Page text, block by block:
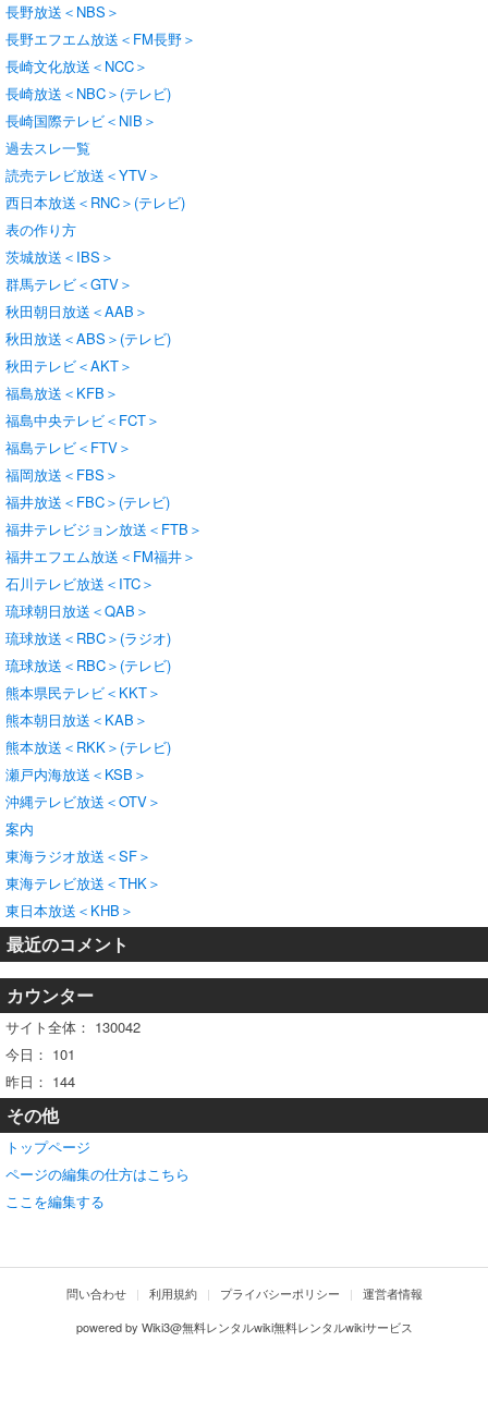
長野放送＜NBS＞
長野エフエム放送＜FM長野＞
長崎文化放送＜NCC＞
長崎放送＜NBC＞(テレビ)
長崎国際テレビ＜NIB＞
過去スレ一覧
読売テレビ放送＜YTV＞
西日本放送＜RNC＞(テレビ)
表の作り方
茨城放送＜IBS＞
群馬テレビ＜GTV＞
秋田朝日放送＜AAB＞
秋田放送＜ABS＞(テレビ)
秋田テレビ＜AKT＞
福島放送＜KFB＞
福島中央テレビ＜FCT＞
福島テレビ＜FTV＞
福岡放送＜FBS＞
福井放送＜FBC＞(テレビ)
福井テレビジョン放送＜FTB＞
福井エフエム放送＜FM福井＞
石川テレビ放送＜ITC＞
琉球朝日放送＜QAB＞
琉球放送＜RBC＞(ラジオ)
琉球放送＜RBC＞(テレビ)
熊本県民テレビ＜KKT＞
熊本朝日放送＜KAB＞
熊本放送＜RKK＞(テレビ)
瀬戸内海放送＜KSB＞
沖縄テレビ放送＜OTV＞
案内
東海ラジオ放送＜SF＞
東海テレビ放送＜THK＞
東日本放送＜KHB＞
最近のコメント
カウンター
サイト全体： 130042
今日： 101
昨日： 144
その他
トップページ
ページの編集の仕方はこちら
ここを編集する
問い合わせ 利用規約 プライバシーポリシー
運営者情報
powered by Wiki3@無料レンタルwiki無料レンタルwikiサービス